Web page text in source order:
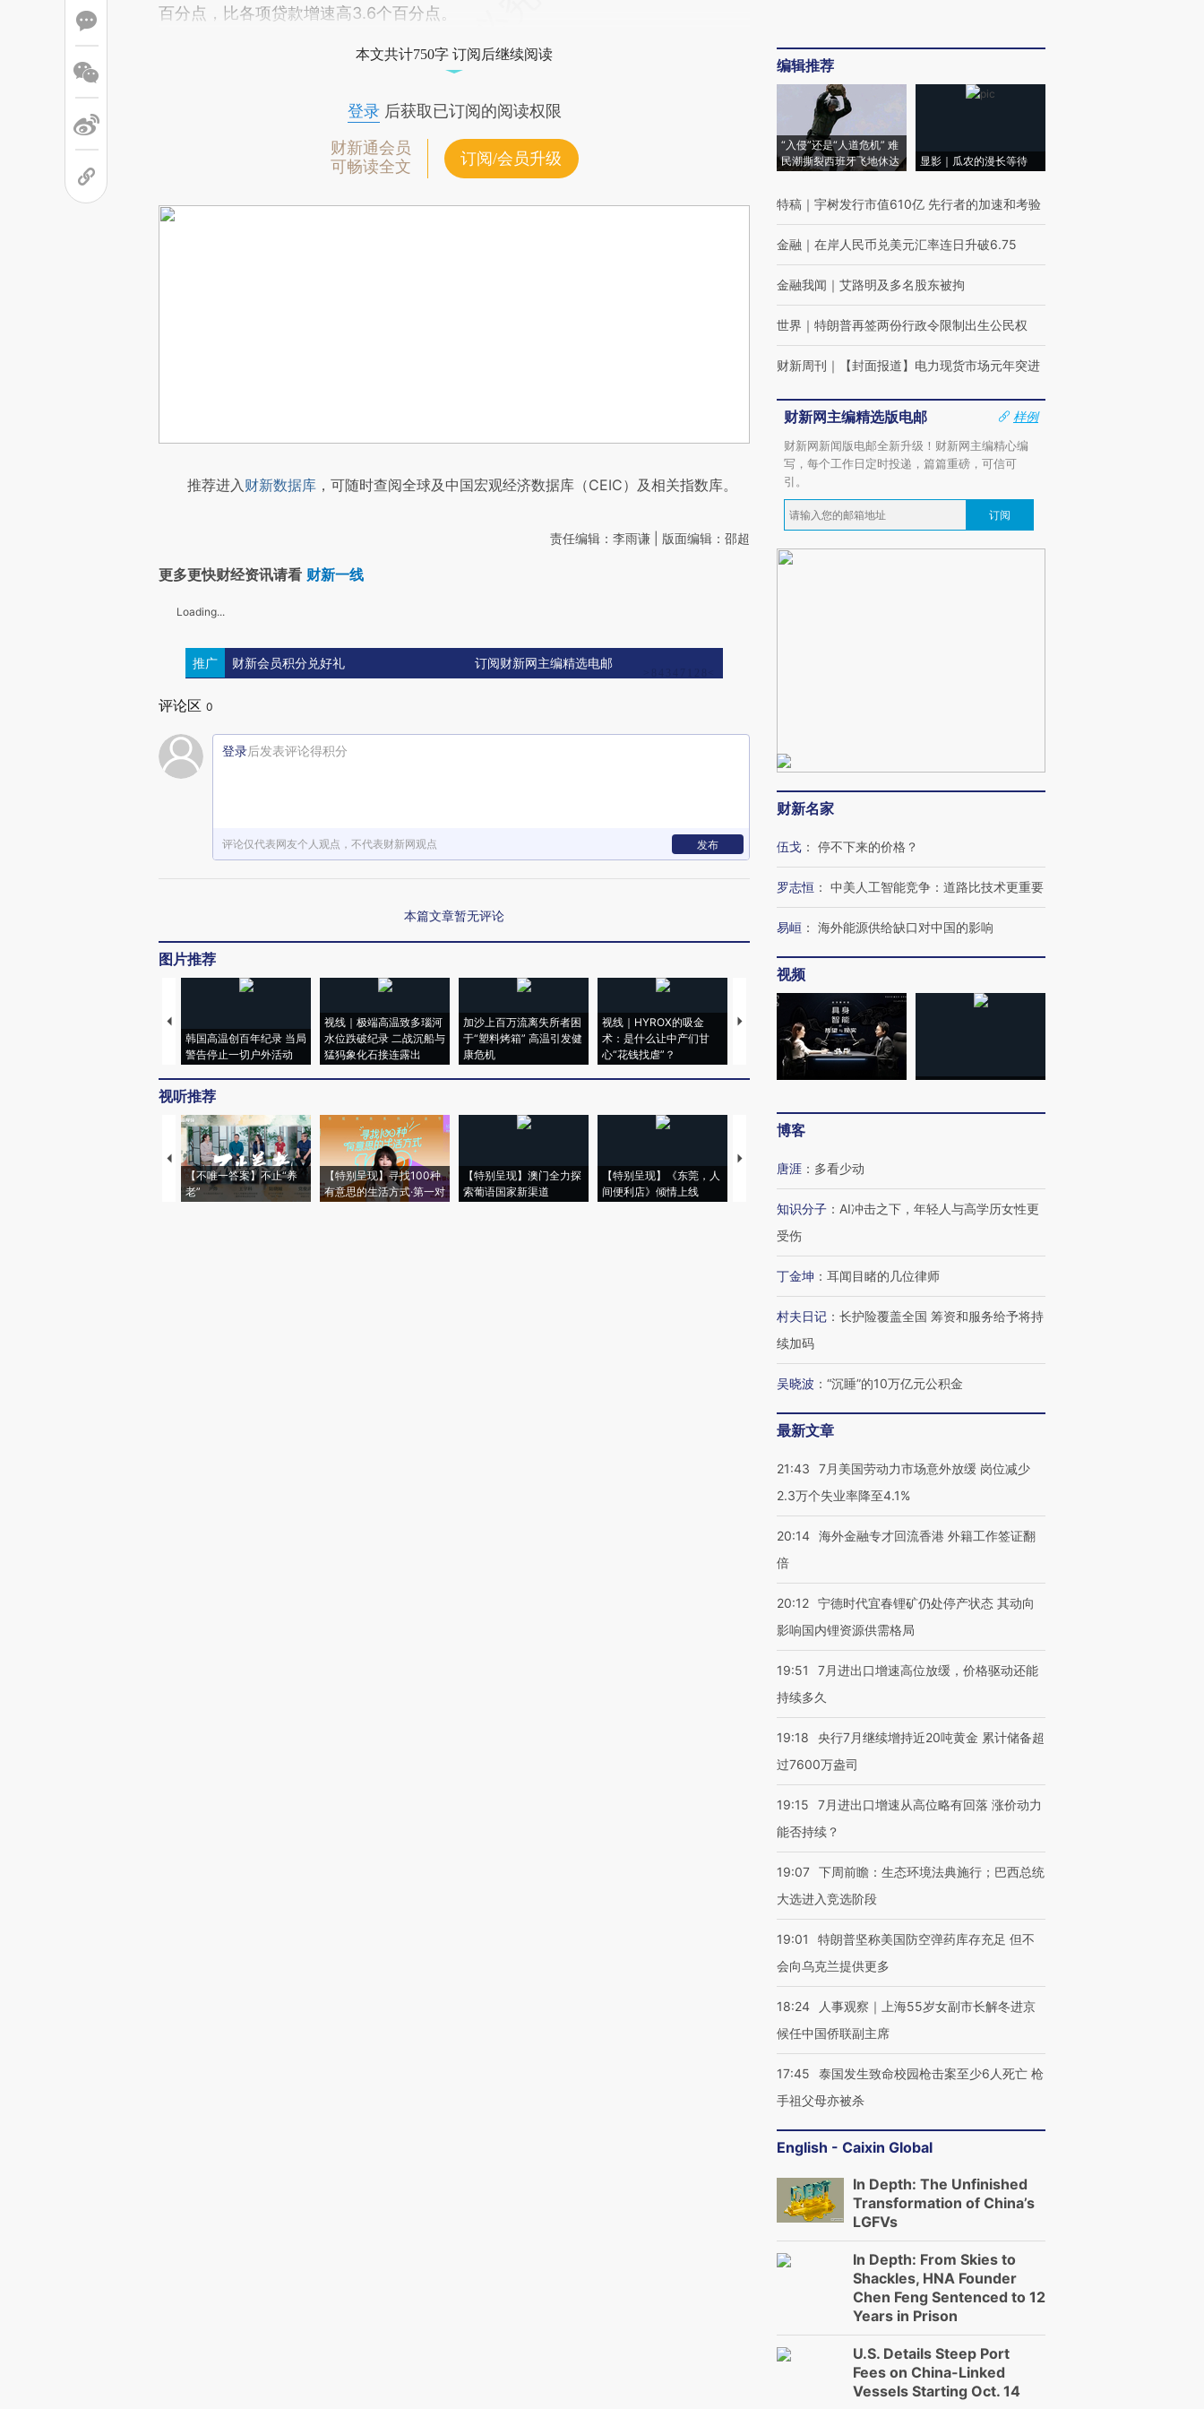
百分点，比各项贷款增速高3.6个百分点。
本文共计750字 订阅后继续阅读
登录后获取已订阅的阅读权限
财新通会员
可畅读全文
订阅/会员升级
推荐进入财新数据库 ，可随时查阅全球及中国宏观经济数据库（CEIC）及相关指数库。
责任编辑：李雨谦 | 版面编辑：邵超
更多更快财经资讯请看 财新一线
Loading...
推广 财新会员积分兑好礼 订阅财新网主编精选电邮
评论区 0
登录后发表评论得积分
评论仅代表网友个人观点，不代表财新网观点 发布
本篇文章暂无评论
图片推荐
韩国高温创百年纪录 当局
警告停止一切户外活动
视线｜极端高温致多瑙河
水位跌破纪录 二战沉船与
猛犸象化石接连露出
加沙上百万流离失所者困
于“塑料烤箱” 高温引发健
康危机
视线｜HYROX的吸金
术：是什么让中产们甘
心“花钱找虐”？
马航飞行员跨国走私7万
粒摇头丸 尿检体内含3种
视线｜被称为“蟑螂”的印
度Z世代 用街头抗争将教
育部长拱下台
视听推荐
【不唯一答案】不止“养
老”
【特别呈现】寻找100种
有意思的生活方式·第一对
【特别呈现】澳门全力探
索葡语国家新渠道
【特别呈现】《东莞，人
间便利店》倾情上线
【推广】走进第四届链博
会，让数智科技“链”接产
有意思的生活方式·第三对
住三大增长引擎是什么？
编辑推荐
“入侵”还是“人道危机” 难
民潮撕裂西班牙飞地休达
显影｜瓜农的漫长等待
特稿 ｜ 宇树发行市值610亿 先行者的加速和考验
金融 ｜ 在岸人民币兑美元汇率连日升破6.75
金融我闻 ｜ 艾路明及多名股东被拘
世界 ｜ 特朗普再签两份行政令限制出生公民权
财新周刊 ｜ 【封面报道】电力现货市场元年突进
财新网主编精选版电邮
样例
财新网新闻版电邮全新升级！财新网主编精心编
写，每个工作日定时投递，篇篇重磅，可信可
引。
订阅
财新名家
伍戈 ： 停不下来的价格？
罗志恒 ： 中美人工智能竞争：道路比技术更重要
易峘 ： 海外能源供给缺口对中国的影响
视频
博客
唐涯 ： 多看少动
知识分子 ： AI冲击之下，年轻人与高学历女性更
受伤
丁金坤 ： 耳闻目睹的几位律师
村夫日记 ： 长护险覆盖全国 筹资和服务给予将持
续加码
吴晓波 ： “沉睡”的10万亿元公积金
最新文章
21:43
7月美国劳动力市场意外放缓 岗位减少
2.3万个失业率降至4.1%
20:14 海外金融专才回流香港 外籍工作签证翻
倍
20:12 宁德时代宜春锂矿仍处停产状态 其动向
影响国内锂资源供需格局
19:51
7月进出口增速高位放缓，价格驱动还能
持续多久
19:18
央行7月继续增持近20吨黄金 累计储备超
过7600万盎司
19:15
7月进出口增速从高位略有回落 涨价动力
能否持续？
19:07 下周前瞻：生态环境法典施行；巴西总统
大选进入竞选阶段
19:01
特朗普坚称美国防空弹药库存充足 但不
会向乌克兰提供更多
18:24
人事观察｜上海55岁女副市长解冬进京
候任中国侨联副主席
17:45
泰国发生致命校园枪击案至少6人死亡 枪
手祖父母亦被杀
English - Caixin Global
In Depth: The Unfinished
Transformation of China’s
LGFVs
In Depth: From Skies to
Shackles, HNA Founder
Chen Feng Sentenced to 12
Years in Prison
U.S. Details Steep Port
Fees on China-Linked
Vessels Starting Oct. 14